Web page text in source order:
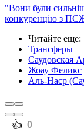
"Вони були
конкуренцію з
Читайте еще:
Трансферы
Саудовская
Жоау Феликс
Аль-Наср
️👍 0